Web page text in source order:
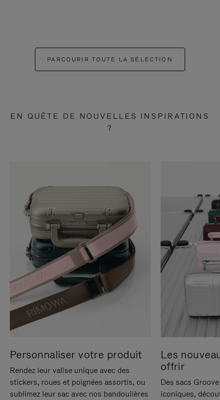
PARCOURIR TOUTE LA SÉLECTION
EN QUÊTE DE NOUVELLES INSPIRATIONS
?
Personnaliser votre produit
Rendez leur valise unique avec des
stickers, roues et poignées assortis, ou
sublimez leur sac avec nos bandoulières
Les
offrir
Des sacs
iconiques,